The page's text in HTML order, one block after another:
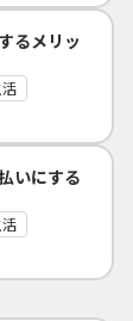
るメリッ
いにする